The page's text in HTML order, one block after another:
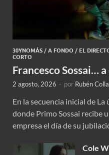
30YNOMÁS / A FONDO / EL
CORTO
Francesco Sossai…
2 agosto, 2026 - por Rubén
En la secuencia inicial de
donde Primo Sossai recibe
empresa el día de su
Cole